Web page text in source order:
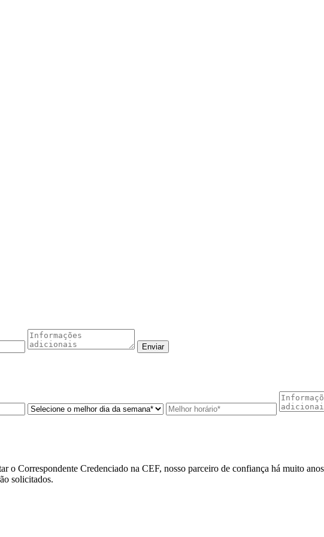
o Correspondente Credenciado na CEF, nosso parceiro de confiança há muito
solicitados.